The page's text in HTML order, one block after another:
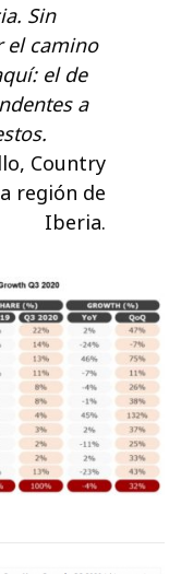
Sin
el camino
el de
a
Country
región de
Iberia.